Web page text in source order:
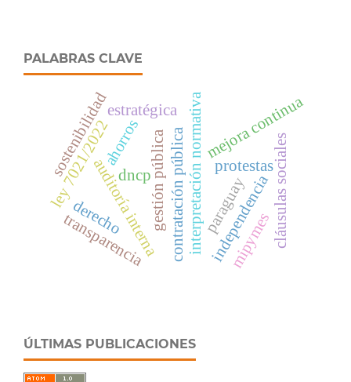
PALABRAS CLAVE
contratación pública
dncp
protestas
interpretación normativa
auditoría interna
ley 7021/2022
transparencia
gestión pública cláusulas sociales
sostenibilidad
paraguay
estratégica
ahorros
independencia
mejora continua
derecho mipymes
ÚLTIMAS PUBLICACIONES